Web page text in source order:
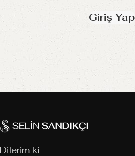
Giriş Yap
Dilerim ki